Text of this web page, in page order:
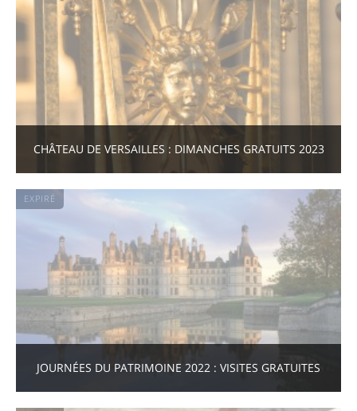
CHÂTEAU DE VERSAILLES : DIMANCHES GRATUITS 2023
EXPIRÉ
JOURNÉES DU PATRIMOINE 2022 : VISITES GRATUITES